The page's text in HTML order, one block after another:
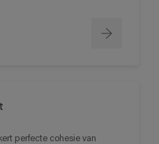
perfecte cohesie van